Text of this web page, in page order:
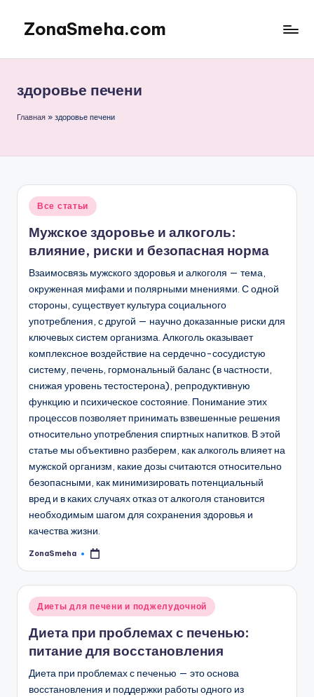
Перейти
содержимому
ZonaSmeha.com
питание
здоровье печени
Главная » здоровье печени
Опубликовано
Все статьи
Мужское здоровье и алкоголь:
влияние, риски и безопасная норма
Взаимосвязь мужского здоровья и алкоголя — тема,
окруженная мифами и полярными мнениями. С одной
стороны, существует культура социального
употребления, с другой — научно доказанные риски для
ключевых систем организма. Алкоголь оказывает
комплексное воздействие на сердечно-сосудистую
систему, печень, гормональный баланс (в частности,
снижая уровень тестостерона), репродуктивную
функцию и психическое состояние. Понимание этих
процессов позволяет принимать взвешенные решения
относительно употребления спиртных напитков. В этой
статье мы объективно разберем, как алкоголь влияет на
мужской организм, какие дозы считаются относительно
безопасными, как минимизировать потенциальный
вред и в каких случаях отказ от алкоголя становится
необходимым шагом для сохранения здоровья и
качества жизни.
Запись
ZonaSmeha
Опубликовано
Диеты для печени и поджелудочной
Диета при проблемах с печенью:
питание для восстановления
Диета при проблемах с печенью — это основа
восстановления и поддержки работы одного из